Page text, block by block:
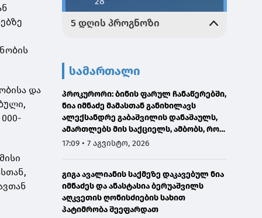
და
სამართალი
პროკურორი: ბინის ფარულ ჩანაწერებში,
ნია იმნაძე მამასთან განიხილავს
ალექსანდრე გაბაშვილის დანაშაულს,
ამართლებს მის საქციელს, ამბობს, რომ
სხვანაირად ვერ მოიქცეოდა
17:09 • 7 აგვისტო, 2026
გიგა ავალიანის საქმეზე დაკავებულ ნია
იმნაძეს და ანასტასია ბერუაშვილს
აღკვეთის ღონისძიების სახით
პატიმრობა შეეფარდათ